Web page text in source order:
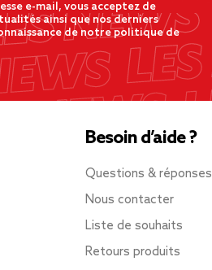
e-mail, vous acceptez de
ainsi que nos derniers
de notre politique de
Besoin d’aide ?
Questions & réponses
Nous contacter
Liste de souhaits
Retours produits